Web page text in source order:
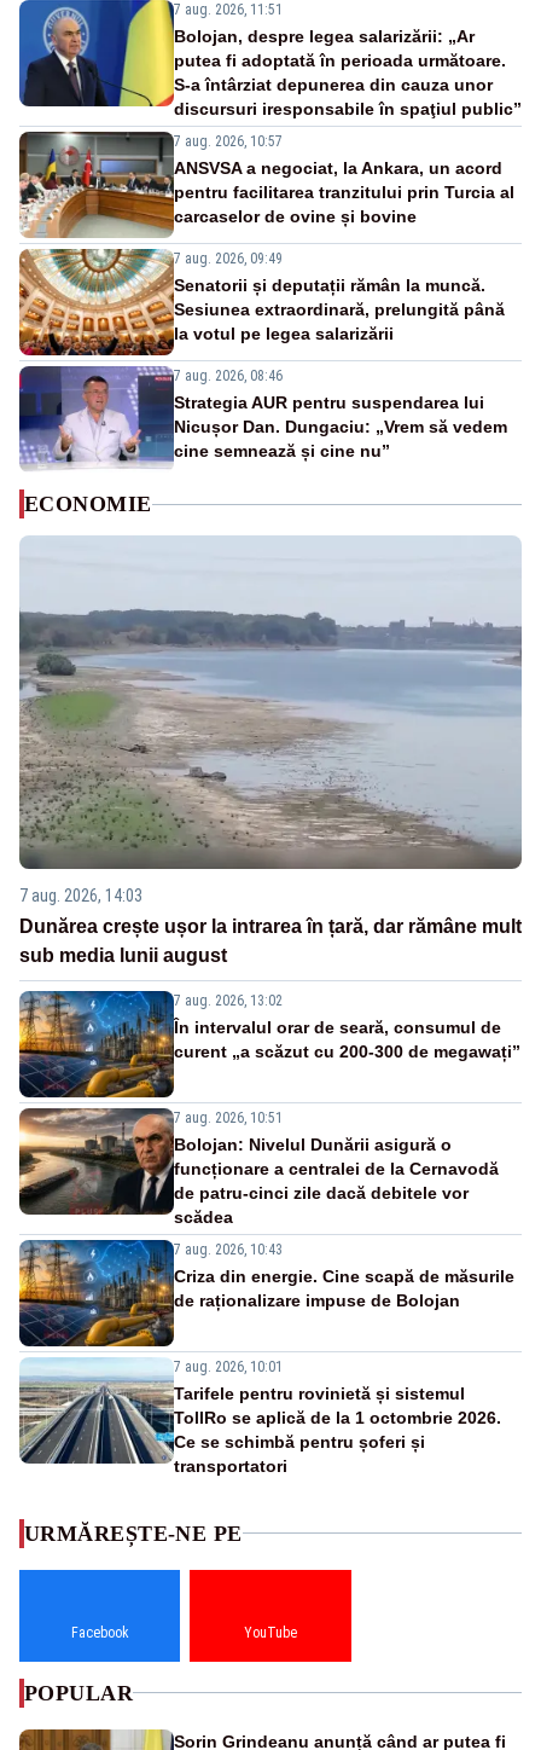
7 aug. 2026, 11:51
Bolojan, despre legea salarizării: „Ar
putea fi adoptată în perioada următoare.
S-a întârziat depunerea din cauza unor
discursuri iresponsabile în spaţiul public”
7 aug. 2026, 10:57
ANSVSA a negociat, la Ankara, un acord
pentru facilitarea tranzitului prin Turcia al
carcaselor de ovine și bovine
7 aug. 2026, 09:49
Senatorii și deputații rămân la muncă.
Sesiunea extraordinară, prelungită până
la votul pe legea salarizării
7 aug. 2026, 08:46
Strategia AUR pentru suspendarea lui
Nicușor Dan. Dungaciu: „Vrem să vedem
cine semnează și cine nu”
ECONOMIE
7 aug. 2026, 14:03
Dunărea crește ușor la intrarea în țară, dar rămâne mult
sub media lunii august
7 aug. 2026, 13:02
În intervalul orar de seară, consumul de
curent „a scăzut cu 200-300 de megawați”
7 aug. 2026, 10:51
Bolojan: Nivelul Dunării asigură o
funcționare a centralei de la Cernavodă
de patru-cinci zile dacă debitele vor
scădea
7 aug. 2026, 10:43
Criza din energie. Cine scapă de măsurile
de raționalizare impuse de Bolojan
7 aug. 2026, 10:01
Tarifele pentru rovinietă și sistemul
TollRo se aplică de la 1 octombrie 2026.
Ce se schimbă pentru șoferi și
transportatori
URMĂREȘTE-NE PE
Facebook YouTube
POPULAR
Sorin Grindeanu anunță când ar putea fi